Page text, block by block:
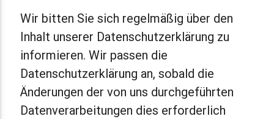
Wir bitten Sie sich regelmäßig über den
Inhalt unserer Datenschutzerklärung zu
informieren. Wir passen die
Datenschutzerklärung an, sobald die
Änderungen der von uns durchgeführten
Datenverarbeitungen dies erforderlich